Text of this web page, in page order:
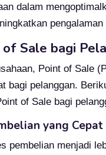
dalam
pengalaman
Sale bagi
Point of Sale
bagi pelanggan.
of Sale bagi
yang
pembelian menjadi